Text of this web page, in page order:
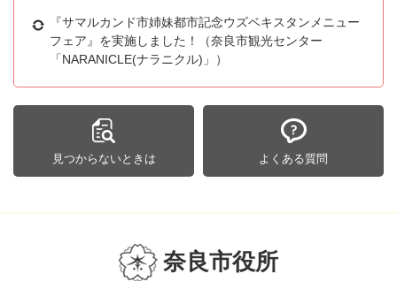
『サマルカンド市姉妹都市記念ウズベキスタンメニュー
フェア』を実施しました！（奈良市観光センター
「NARANICLE(ナラニクル)」）
見つからないときは よくある質問
奈良市役所